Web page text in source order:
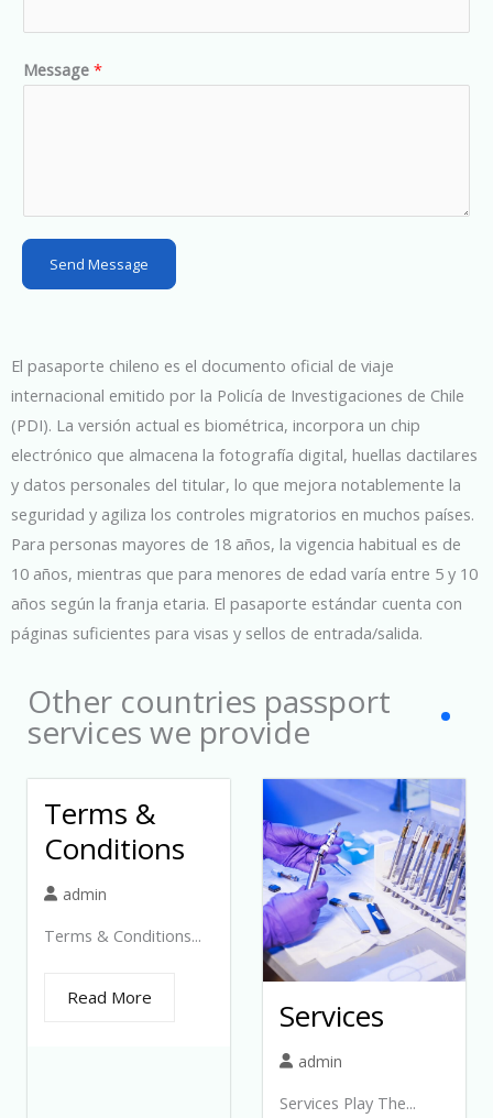
e
d
e
s
+
Message *
Send Message
El pasaporte chileno es el documento oficial de viaje
internacional emitido por la Policía de Investigaciones de Chile
(PDI). La versión actual es biométrica, incorpora un chip
electrónico que almacena la fotografía digital, huellas dactilares
y datos personales del titular, lo que mejora notablemente la
seguridad y agiliza los controles migratorios en muchos países.
Para personas mayores de 18 años, la vigencia habitual es de
10 años, mientras que para menores de edad varía entre 5 y 10
años según la franja etaria. El pasaporte estándar cuenta con
páginas suficientes para visas y sellos de entrada/salida.
Other countries passport
services we provide
Terms &
Conditions
admin
Terms & Conditions...
Read More Services
admin
Services Play The...